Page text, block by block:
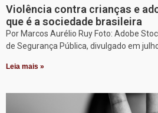
Violência contra crianças e
que é a sociedade brasileira
Por Marcos Aurélio Ruy Foto: Adobe
de Segurança Pública, divulgado em
Leia mais »